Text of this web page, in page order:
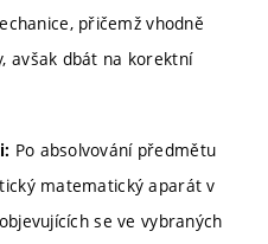
přičemž vhodně
avšak dbát na korektní
Po absolvování předmětu
matematický aparát v
se ve vybraných